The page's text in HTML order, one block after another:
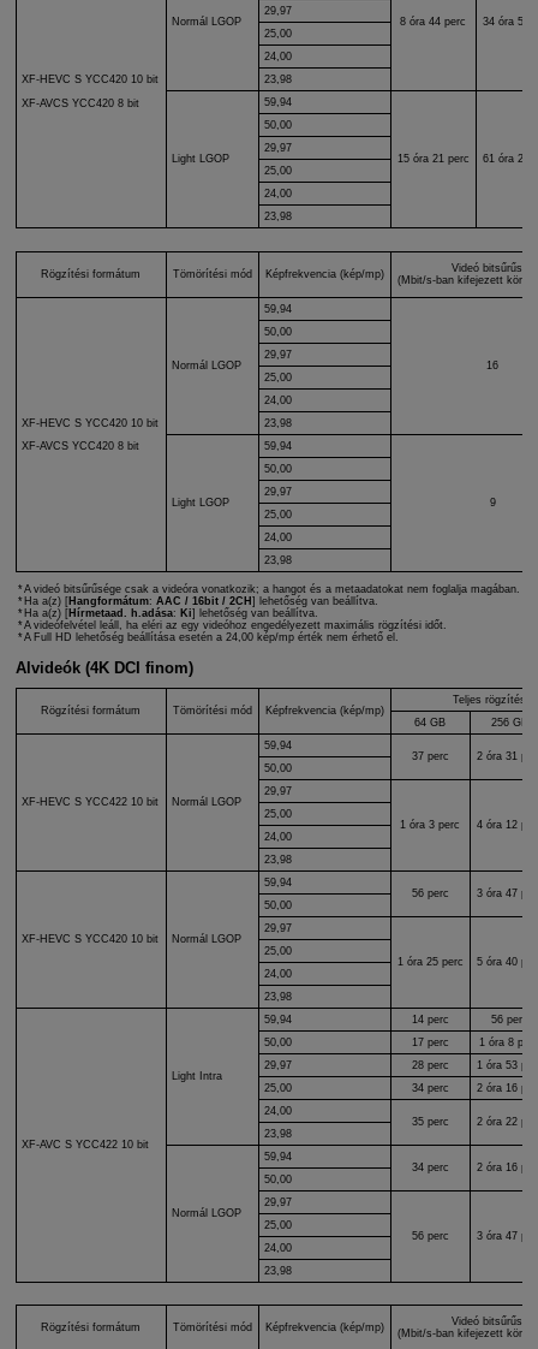
XF-HEVC S YCC420 10 bit
XF-AVCS YCC420 8 bit
Normál LGOP 8 óra 44 perc 34 óra 58
29,97
25,00
24,00
23,98
Light LGOP
59,94
15 óra 21 perc 61 óra 25
50,00
29,97
25,00
24,00
23,98
Rögzítési formátum Tömörítési mód Képfrekvencia (kép/mp)
Videó bitsűrűség
(Mbit/s-ban kifejezett
XF-HEVC S YCC420 10 bit
XF-AVCS YCC420 8 bit
Normál LGOP
59,94
16
50,00
29,97
25,00
24,00
23,98
Light LGOP
59,94
9
50,00
29,97
25,00
24,00
23,98
A videó bitsűrűsége csak a videóra vonatkozik; a hangot és a metaadatokat nem foglalja magában.
Ha a(z) [ Hangformátum:AAC / 16bit / 2CH] lehetőség van beállítva.
Ha a(z) [ Hírmetaad. h.adása: Ki] lehetőség van beállítva.
A videófelvétel leáll, ha eléri az egy videóhoz engedélyezett maximális rögzítési időt.
A Full HD lehetőség beállítása esetén a 24,00 kép/mp érték nem érhető el.
Alvideók (4K DCI finom)
Rögzítési formátum Tömörítési mód Képfrekvencia (kép/mp)
Teljes rögzítési
64 GB
256 GB
XF-HEVC S YCC422 10 bit Normál LGOP
59,94
37 perc
2 óra 31
50,00
29,97
1 óra 3 perc 4 óra 12
25,00
24,00
23,98
XF-HEVC S YCC420 10 bit Normál LGOP
59,94
56 perc
3 óra 47
50,00
29,97
1 óra 25 perc 5 óra 40
25,00
24,00
23,98
XF-AVC S YCC422 10 bit
Light Intra
59,94 14 perc
56 perc
50,00
17 perc
1 óra 8
29,97
28 perc
1 óra 53
25,00
34 perc
2 óra 16
24,00
35 perc
2 óra 22
23,98
Normál LGOP
59,94
34 perc
2 óra 16
50,00
29,97
56 perc 3 óra 47
25,00
24,00
23,98
Rögzítési formátum Tömörítési mód Képfrekvencia (kép/mp)
Videó bitsűrűség
(Mbit/s-ban kifejezett